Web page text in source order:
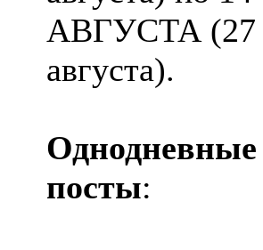
АВГУСТА (27
августа).
Однодневные
посты: